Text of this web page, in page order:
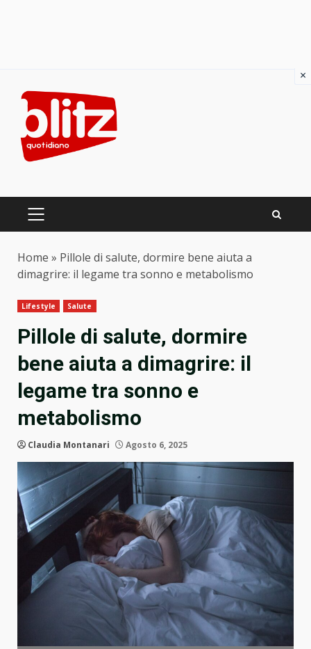
content
PRIMARY
Home » Pillole di salute, dormire bene aiuta a
dimagrire: il legame tra sonno e metabolismo
Lifestyle Salute
Pillole di salute, dormire
bene aiuta a dimagrire: il
legame tra sonno e
metabolismo
Claudia Montanari Agosto 6, 2025
×